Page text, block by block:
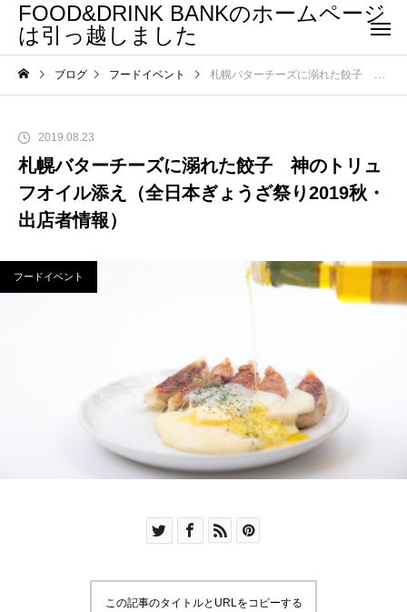
FOOD&DRINK BANKのホームページ
は引っ越しました
ブログ フードイベント 札幌バターチーズに溺れた餃子 神のトリュフオイル添え（全日本ぎょうざ祭り2019秋・出店者情報）
2019.08.23
札幌バターチーズに溺れた餃子 神のトリュ
フオイル添え（全日本ぎょうざ祭り2019秋・
出店者情報）
フードイベント
この記事のタイトルとURLをコピーする